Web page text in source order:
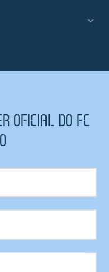
OFICIAL DO FC